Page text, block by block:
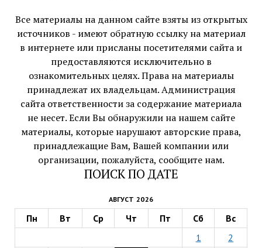
Все материалы на данном сайте взяты из открытых
источников - имеют обратную ссылку на материал
в интернете или присланы посетителями сайта и
предоставляются исключительно в
ознакомительных целях. Права на материалы
принадлежат их владельцам. Администрация
сайта ответственности за содержание материала
не несет. Если Вы обнаружили на нашем сайте
материалы, которые нарушают авторские права,
принадлежащие Вам, Вашей компании или
организации, пожалуйста, сообщите нам.
ПОИСК ПО ДАТЕ
АВГУСТ 2026
Пн Вт Ср Чт Пт Сб
Вс
1
2